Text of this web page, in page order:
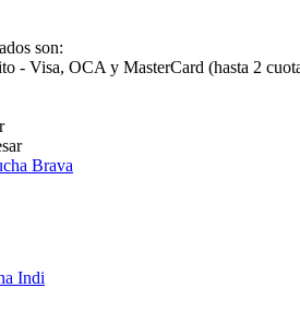
son:
- Visa, OCA y MasterCard (hasta 2